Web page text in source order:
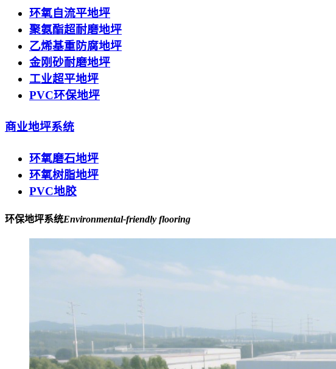
环氧自流平地坪
聚氨酯超耐磨地坪
乙烯基重防腐地坪
金刚砂耐磨地坪
工业超平地坪
PVC环保地坪
商业地坪系统
环氧磨石地坪
环氧树脂地坪
PVC地胶
环保地坪系统Environmental-friendly flooring